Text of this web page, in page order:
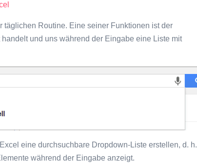
Routine. Eine seiner Funktionen ist der
und uns während der Eingabe eine Liste mit
eine durchsuchbare Dropdown-Liste erstellen, d. h.
während der Eingabe anzeigt.